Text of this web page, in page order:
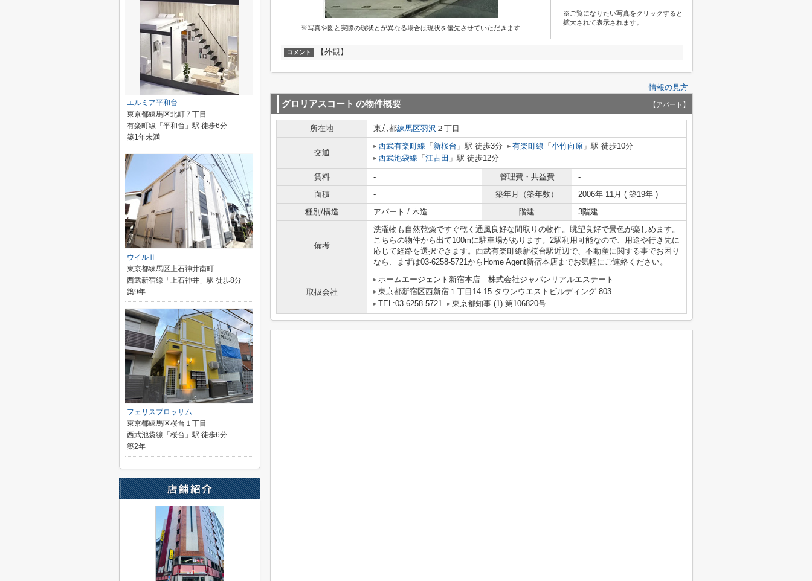
※写真や図と実際の現状とが異なる場合は現状を優先させていただきます
※ご覧になりたい写真をクリックすると
拡大されて表示されます。
コメント 【外観】
情報の見方
グロリアスコート の物件概要 【アパート】
所在地 東京都練馬区羽沢 ２丁目
交通
西武有楽町線 「 新桜台 」駅 徒歩3分 有楽町線 「 小竹向原 」駅 徒歩10分
西武池袋線 「 江古田 」駅 徒歩12分
賃料 - 管理費・共益費
-
面積
- 築年月（築年数）
2006年 11月 ( 築19年 )
種別/構造
アパート / 木造 階建 3階建
備考
洗濯物も自然乾燥ですぐ乾く通風良好な間取りの物件。眺望良好で景色が楽しめます。
こちらの物件から出て100mに駐車場があります。2駅利用可能なので、用途や行き先に
応じて経路を選択できます。西武有楽町線新桜台駅近辺で、不動産に関する事でお困り
なら、まずは03-6258-5721からHome Agent新宿本店までお気軽にご連絡ください。
取扱会社
ホームエージェント新宿本店 株式会社ジャパンリアルエステート
東京都新宿区西新宿１丁目14-15 タウンウエストビルディング 803
TEL:03-6258-5721
東京都知事 (1) 第106820号
エルミア平和台
東京都練馬区北町７丁目
有楽町線「平和台」駅 徒歩6分
築1年未満
ウイルⅡ
東京都練馬区上石神井南町
西武新宿線「上石神井」駅 徒歩8分
築9年
フェリスブロッサム
東京都練馬区桜台１丁目
西武池袋線「桜台」駅 徒歩6分
築2年